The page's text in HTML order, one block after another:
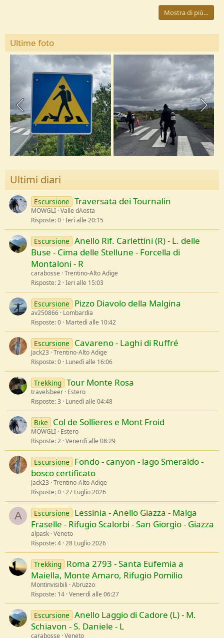
Mostra di più…
Ultime foto
Ultimi diari
Escursione Traversata dei Tournalin
MOWGLI Valle dAosta
Risposte 0 Ieri alle 20:15
Escursione Anello Rif. Carlettini (R) - L. delle
Buse - Cima delle Stellune - Forcella di
Montaloni - R
carabosse Trentino-Alto Adige
Risposte 2 Ieri alle 15:03
Escursione Pizzo Diavolo della Malgina
av250866 Lombardia
Risposte 0 Martedì alle 10:42
Escursione Cavareno - Laghi di Ruffré
Jack23 Trentino-Alto Adige
Risposte 0 Lunedì alle 16:06
Trekking Tour Monte Rosa
travelsbeer Estero
Risposte 3 Lunedì alle 04:48
Bike Col de Sollieres e Mont Froid
MOWGLI Estero
Risposte 2 Venerdì alle 08:29
Escursione
Fondo - canyon - lago Smeraldo -
bosco certificato
Jack23 Trentino-Alto Adige
Risposte 0 27 Luglio 2026
A Escursione
Lessinia - Anello Giazza - Malga
Fraselle - Rifugio Scalorbi - San Giorgio - Giazza
alpask Veneto
Risposte 4 28 Luglio 2026
Trekking Roma 2793 - Santa Eufemia a
Maiella, Monte Amaro, Rifugio Pomilio
Montinvisibili Abruzzo
Risposte 14 Venerdì alle 06:27
Escursione Anello Laggio di Cadore (L) - M.
Schiavon - S. Daniele - L
carabosse Veneto